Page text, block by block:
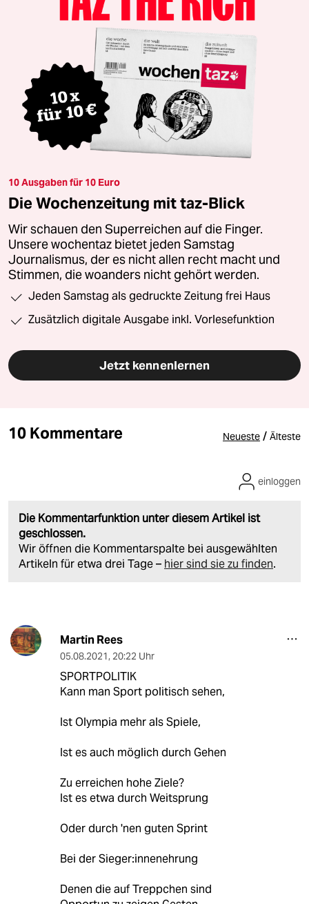
10 Ausgaben für 10 Euro
Die Wochenzeitung mit taz-Blick
Wir schauen den Superreichen auf die Finger.
Unsere wochentaz bietet jeden Samstag
Journalismus, der es nicht allen recht macht und
Stimmen, die woanders nicht gehört werden.
Jeden Samstag als gedruckte Zeitung frei Haus
Zusätzlich digitale Ausgabe inkl. Vorlesefunktion
Jetzt kennenlernen
10 Kommentare Neueste / Älteste
Die Kommentarfunktion unter diesem Artikel ist
geschlossen.
Wir öffnen die Kommentarspalte bei ausgewählten
Artikeln für etwa drei Tage – hier sind sie zu finden.
einloggen
Martin Rees
05.08.2021, 20:22 Uhr
SPORTPOLITIK
Kann man Sport politisch sehen,
Ist Olympia mehr als Spiele,
Ist es auch möglich durch Gehen
Zu erreichen hohe Ziele?
Ist es etwa durch Weitsprung
Oder durch 'nen guten Sprint
Bei der Sieger:innenehrung
Denen die auf Treppchen sind